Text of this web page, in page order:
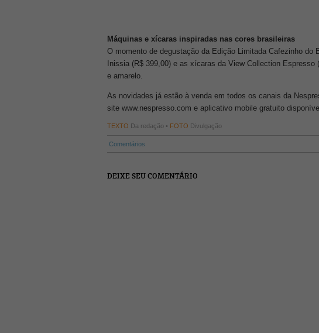
Máquinas e xícaras inspiradas nas cores brasileiras
O momento de degustação da Edição Limitada Cafezinho do
Inissia (R$ 399,00) e as xícaras da View Collection
e amarelo.
As novidades já estão à venda em todos os canais da
site www.nespresso.com e aplicativo mobile gratuito
TEXTO Da redação • FOTO Divulgação
Comentários
DEIXE SEU COMENTÁRIO